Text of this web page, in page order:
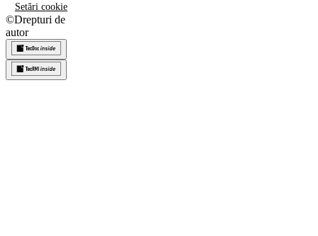
Setări cookie
©Drepturi de
autor